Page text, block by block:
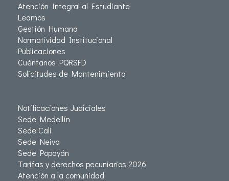
Atención Integral al Estudiante
Leamos
Gestión Humana
Normatividad Institucional
Publicaciones
Cuéntanos PQRSFD
Solicitudes de Mantenimiento
Notificaciones Judiciales
Sede Medellín
Sede Cali
Sede Neiva
Sede Popayán
Tarifas y derechos pecuniarios 2026
Atención a la comunidad